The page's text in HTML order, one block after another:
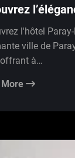
l'hôtel
ville de
à…
More